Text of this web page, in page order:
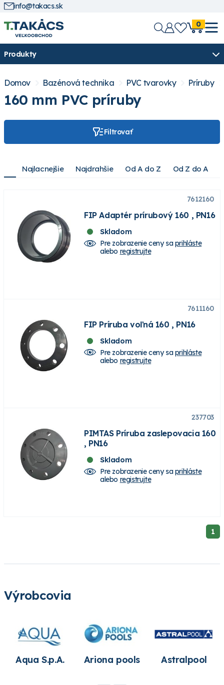
info@takacs.sk
0
Produkty
Domov Bazénová technika PVC tvarovky Príruby
160 mm PVC príruby
Filtrovať
Najlacnejšie Najdrahšie Od A do Z Od Z do A
7612160
FIP Adaptér prírubový 160 , PN16
Skladom
Pre zobrazenie ceny saprihláste
alebo registrujte
7611160
FIP Príruba voľná 160 , PN16
Skladom
Pre zobrazenie ceny saprihláste
alebo registrujte
237703
PIMTAS Príruba zaslepovacia 160
, PN16
Skladom
Pre zobrazenie ceny saprihláste
alebo registrujte
1
Výrobcovia
Aqua S.p.A. Ariona pools Astralpool